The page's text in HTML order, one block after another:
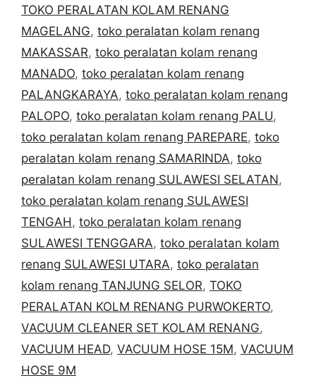
TOKO PERALATAN KOLAM RENANG
MAGELANG, toko peralatan kolam renang
MAKASSAR, toko peralatan kolam renang
MANADO, toko peralatan kolam renang
PALANGKARAYA, toko peralatan kolam renang
PALOPO, toko peralatan kolam renang PALU,
toko peralatan kolam renang PAREPARE, toko
peralatan kolam renang SAMARINDA, toko
peralatan kolam renang SULAWESI SELATAN,
toko peralatan kolam renang SULAWESI
TENGAH , toko peralatan kolam renang
SULAWESI TENGGARA, toko peralatan kolam
renang SULAWESI UTARA, toko peralatan
kolam renang TANJUNG SELOR, TOKO
PERALATAN KOLM RENANG PURWOKERTO,
VACUUM CLEANER SET KOLAM RENANG,
VACUUM HEAD, VACUUM HOSE 15M, VACUUM
HOSE 9M